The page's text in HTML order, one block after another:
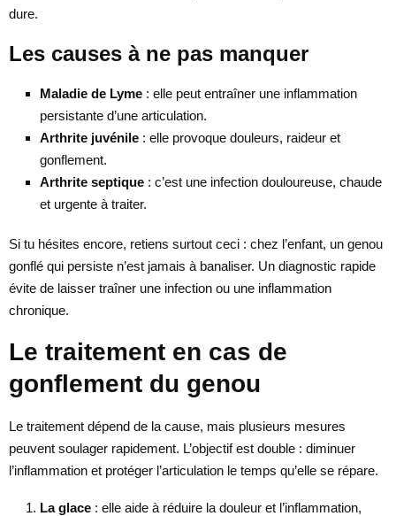
dure.
Les causes à ne pas manquer
Maladie de Lyme : elle peut entraîner une inflammation
persistante d’une articulation.
Arthrite juvénile : elle provoque douleurs, raideur et
gonflement.
Arthrite septique : c’est une infection douloureuse, chaude
et urgente à traiter.
Si tu hésites encore, retiens surtout ceci : chez l’enfant, un genou
gonflé qui persiste n’est jamais à banaliser. Un diagnostic rapide
évite de laisser traîner une infection ou une inflammation
chronique.
Le traitement en cas de
gonflement du genou
Le traitement dépend de la cause, mais plusieurs mesures
peuvent soulager rapidement. L’objectif est double : diminuer
l’inflammation et protéger l’articulation le temps qu’elle se répare.
La glace : elle aide à réduire la douleur et l’inflammation,